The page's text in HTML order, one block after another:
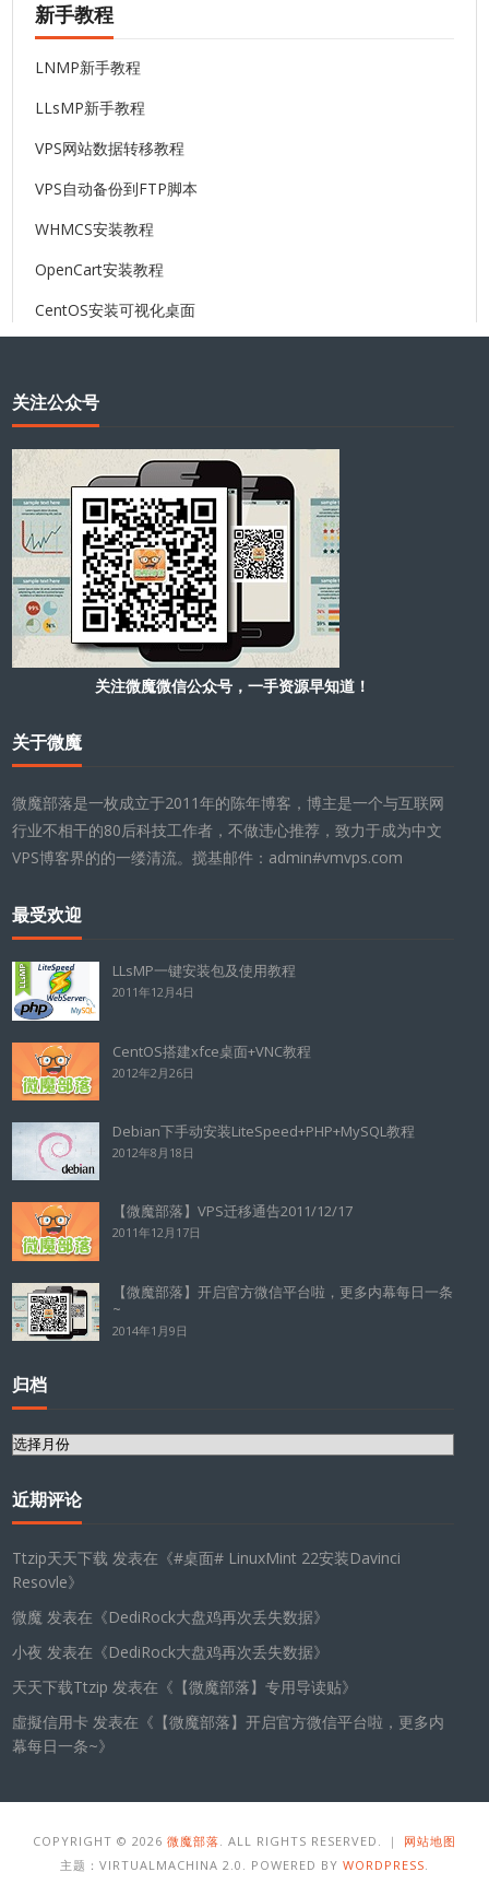
新手教程
LNMP新手教程
LLsMP新手教程
VPS网站数据转移教程
VPS自动备份到FTP脚本
WHMCS安装教程
OpenCart安装教程
CentOS安装可视化桌面
关注公众号
关注微魔微信公众号，一手资源早知道！
关于微魔
微魔部落是一枚成立于2011年的陈年博客，博主是一个与互联网
行业不相干的80后科技工作者，不做违心推荐，致力于成为中文
VPS博客界的的一缕清流。搅基邮件：admin#vmvps.com
最受欢迎
LLsMP一键安装包及使用教程
2011年12月4日
CentOS搭建xfce桌面+VNC教程
2012年2月26日
Debian下手动安装LiteSpeed+PHP+MySQL教程
2012年8月18日
【微魔部落】VPS迁移通告2011/12/17
2011年12月17日
【微魔部落】开启官方微信平台啦，更多内幕每日一条
~
2014年1月9日
归档
归
近期评论
Ttzip天天下载 发表在《#桌面# LinuxMint 22安装Davinci
Resovle》
微魔 发表在《DediRock大盘鸡再次丢失数据》
小夜 发表在《DediRock大盘鸡再次丢失数据》
天天下载Ttzip 发表在《 【微魔部落】专用导读贴》
虛擬信用卡 发表在《 【微魔部落】开启官方微信平台啦，更多内
幕每日一条~》
COPYRIGHT © 2026 微魔部落. ALL RIGHTS RESERVED. ｜ 网站地图
主题：VIRTUALMACHINA 2.0. POWERED BY WORDPRESS.